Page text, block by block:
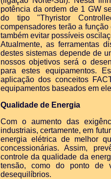
potência da ordem de 1 GW
do tipo "Thyristor
compensadores terão a
também evitar possíveis
Atualmente, as ferramentas
destes sistemas depende de
nossos objetivos será o
para estes equipamentos.
aplicação dos conceitos
equipamentos baseados em
Qualidade de Energia
Com o aumento das
industriais, certamente, em
energia elétrica de melhor
concessionárias. Assim,
controle da qualidade da
tensão, como do ponto de
desequilíbrios.